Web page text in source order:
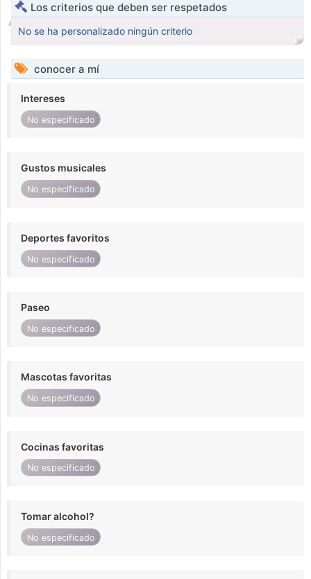
Los criterios que deben ser respetados
No se ha personalizado ningún criterio
conocer a mí
Intereses
No especificado
Gustos musicales
No especificado
Deportes favoritos
No especificado
Paseo
No especificado
Mascotas favoritas
No especificado
Cocinas favoritas
No especificado
Tomar alcohol?
No especificado